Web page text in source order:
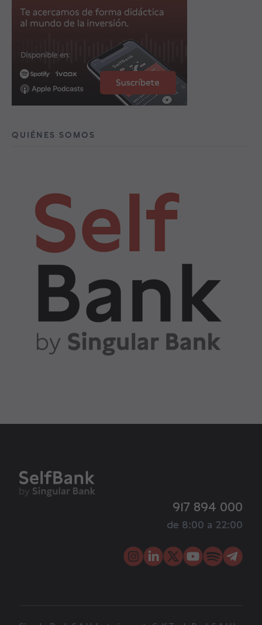
QUIÉNES SOMOS
917 894 000
de 8:00 a 22:00